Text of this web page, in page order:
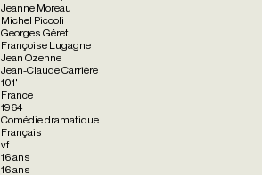
Jeanne Moreau
Michel Piccoli
Georges Géret
Françoise Lugagne
Jean Ozenne
Jean-Claude Carrière
101'
France
1964
Comédie dramatique
Français
vf
16 ans
16 ans